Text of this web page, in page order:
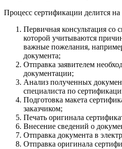
Процесс сертификации делится на
Первичная консультация со
которой учитываются
важные пожелания,
документа;
Отправка заявителем
документации;
Анализ полученных
специалиста по
Подготовка макета
заказчиком;
Печать оригинала
Внесение сведений о
Отправка документа в
Отправка оригинала